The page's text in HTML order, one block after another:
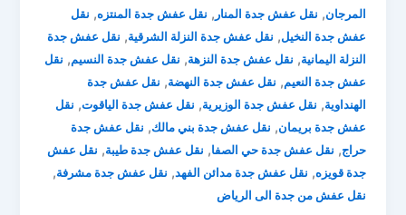
المرجان, نقل عفش جدة المنار , نقل عفش جدة المنتزه, نقل
عفش جدة النخيل, نقل عفش جدة النزلة الشرقية, نقل عفش جدة
النزلة اليمانية, نقل عفش جدة النزهة, نقل عفش جدة النسيم, نقل
عفش جدة النعيم, نقل عفش جدة النهضة, نقل عفش جدة
الهنداوية, نقل عفش جدة الوزيرية, نقل عفش جدة الياقوت, نقل
عفش جدة بريمان, نقل عفش جدة بني مالك, نقل عفش جدة
حراج, نقل عفش جدة حي الصفا, نقل عفش جدة طيبة, نقل عفش
جدة قويزه, نقل عفش جدة مدائن الفهد, نقل عفش جدة مشرفة,
نقل عفش من جدة الى الرياض